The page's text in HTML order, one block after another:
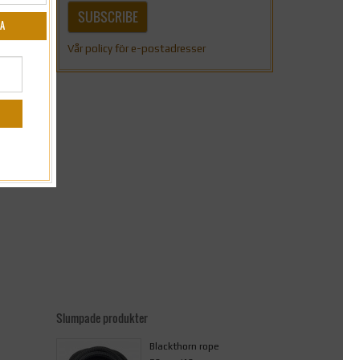
SUBSCRIBE
Vår policy för e-postadresser
Slumpade produkter
Blackthorn rope